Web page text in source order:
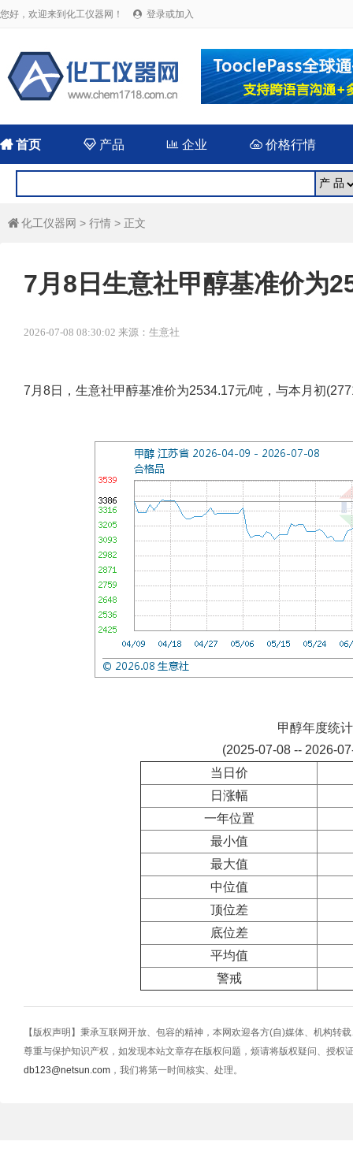
您好，欢迎来到化工仪器网！  登录或加入
首页 产品  企业 价格行情
 化工仪器网 > 行情 > 正文
7月8日生意社甲醇基准价为
2026-07-08 08:30:02 来源：生意社
7月8日，生意社甲醇基准价为2534.17元/吨，与本月初
甲醇年度统计
(2025-07-08 -- 2026-
当日价
日涨幅
一年位置
最小值
最大值
中位值
顶位差
底位差
平均值
警戒
【版权声明】秉承互联网开放、包容的精神，本网欢迎各方(自)媒体、机构转
尊重与保护知识产权，如发现本站文章存在版权问题，烦请将版权疑问、授权
db123@netsun.com ，我们将第一时间核实、处理。